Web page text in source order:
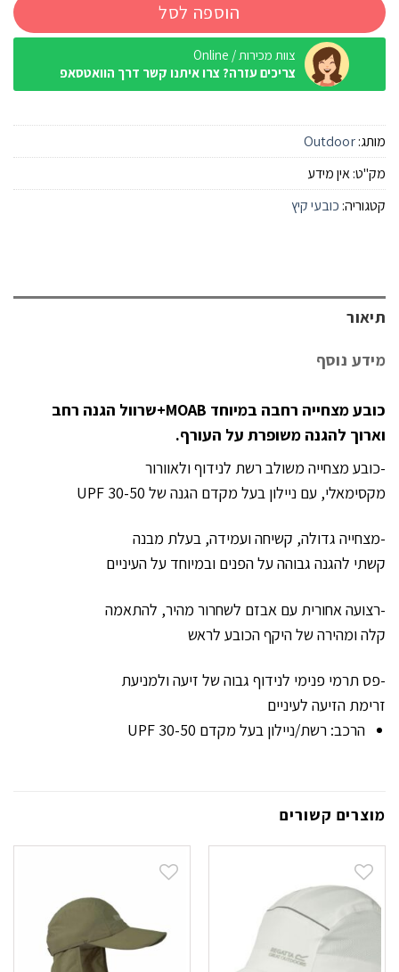
הוספה לסל
צוות מכירות / Online
צריכים עזרה? צרו איתנו קשר דרך הוואטסאפ
מותג:Outdoor
מק"ט:אין מידע
קטגוריה: כובעי קיץ
תיאור
מידע נוסף
כובע מצחייה רחבה במיוחד MOAB+שרוול הגנה רחב
וארוך להגנה משופרת על העורף.
-כובע מצחייה משולב רשת לנידוף ולאוורור
מקסימאלי, עם ניילון בעל מקדם הגנה של UPF 30-50
-מצחייה גדולה, קשיחה ועמידה, בעלת מבנה
קשתי להגנה גבוהה על הפנים ובמיוחד על העיניים
-רצועה אחורית עם אבזם לשחרור מהיר, להתאמה
קלה ומהירה של היקף הכובע לראש
-פס תרמי פנימי לנידוף גבוה של זיעה ולמניעת
זרימת הזיעה לעיניים
הרכב: רשת/ניילון בעל מקדם 30-50 UPF
מוצרים קשורים